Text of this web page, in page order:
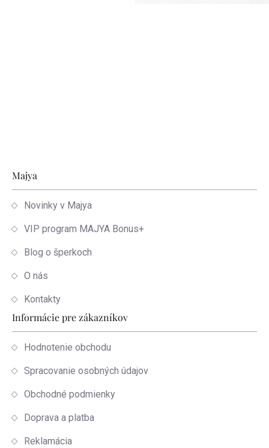
Zápätie
Majya
Novinky v Majya
VIP program MAJYA Bonus+
Blog o šperkoch
O nás
Kontakty
Informácie pre zákazníkov
Hodnotenie obchodu
Spracovanie osobných údajov
Obchodné podmienky
Doprava a platba
Reklamácia